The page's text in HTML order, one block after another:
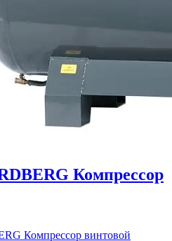
Компрессор